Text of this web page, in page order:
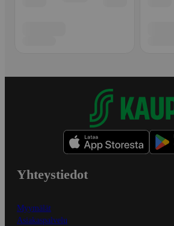
Yhteystiedot
Myymälät
Asiakaspalvelu